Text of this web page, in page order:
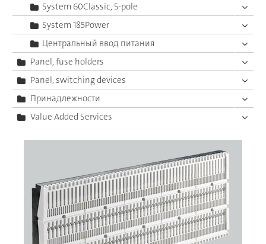
System 60Classic, 5-pole
System 185Power
Центральный ввод питания
Panel, fuse holders
Panel, switching devices
Принадлежности
Value Added Services